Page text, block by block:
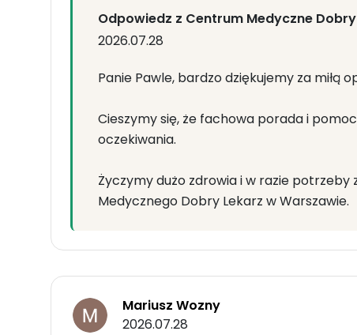
Odpowiedz z Centrum Medyczne
2026.07.28
Panie Pawle, bardzo dziękujemy za miłą
Cieszymy się, że fachowa porada i
oczekiwania.
Życzymy dużo zdrowia i w razie
Medycznego Dobry Lekarz w Warszawie.
Mariusz Wozny
2026.07.28